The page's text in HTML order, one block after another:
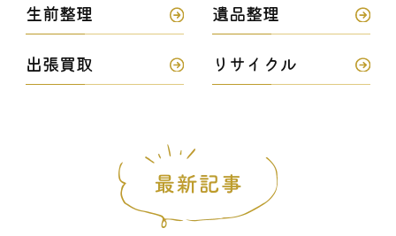
生前整理 遺品整理
出張買取 リサイクル